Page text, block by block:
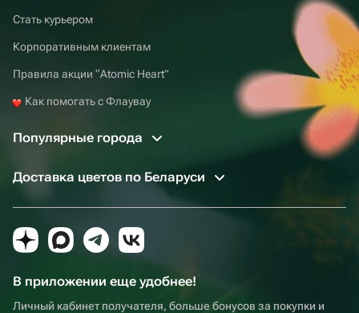
Стать курьером
Корпоративным клиентам
Правила акции “Atomic Heart”
Как помогать с Флаувау
Популярные города
Доставка цветов по Беларуси
В приложении еще удобнее!
Личный кабинет получателя, больше бонусов за покупки и